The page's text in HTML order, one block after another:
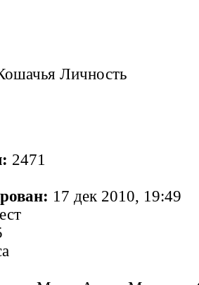
Личность
2471
17 дек 2010, 19:49